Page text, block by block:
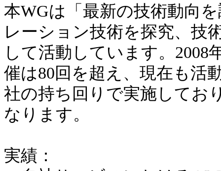
本WGは「最新の技術動向
レーション技術を探究、技
して活動しています。2008
催は80回を超え、現在も活
社の持ち回りで実施してお
なります。
実績：